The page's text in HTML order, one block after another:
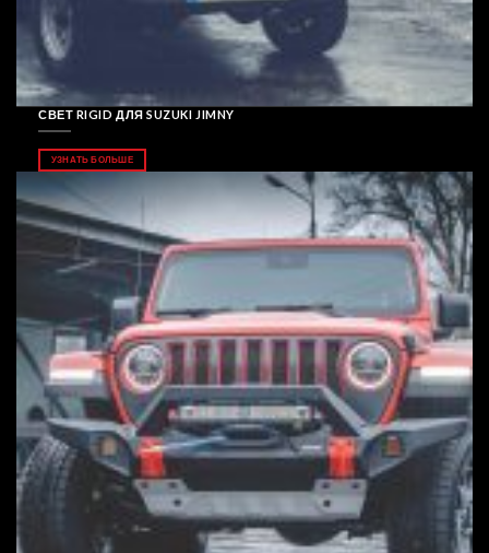
СВЕТ RIGID ДЛЯ SUZUKI JIMNY
УЗНАТЬ БОЛЬШЕ